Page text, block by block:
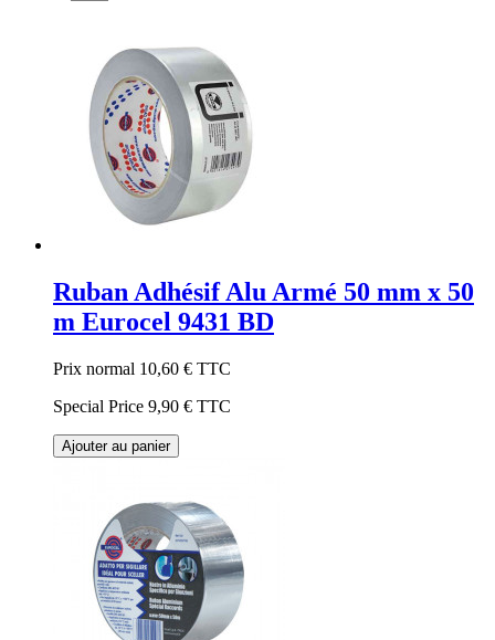
Ruban Adhésif Alu Armé 50 mm x 50
m Eurocel 9431 BD
Prix normal 10,60 € TTC
Special Price 9,90 € TTC
Ajouter au panier